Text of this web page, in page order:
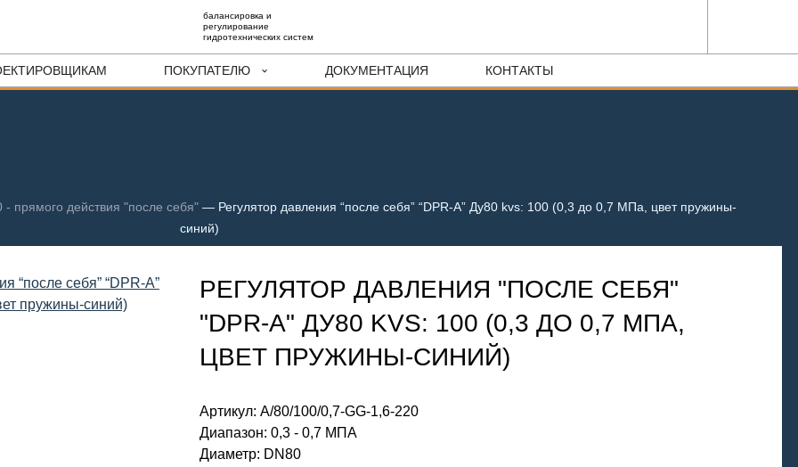
балансировка и
регулирование
гидротехнических систем
ПОКУПАТЕЛЮ ДОКУМЕНТАЦИЯ КОНТАКТЫ
- прямого действия "после себя" — Регулятор давления “после себя” “DPR-A” Ду80 kvs: 100 (0,3 до 0,7 МПа, цвет пружины-
синий)
РЕГУЛЯТОР ДАВЛЕНИЯ "ПОСЛЕ СЕБЯ"
"DPR-A" ДУ80 KVS: 100 (0,3 ДО 0,7 МПА,
ЦВЕТ ПРУЖИНЫ-СИНИЙ)
Артикул: A/80/100/0,7-GG-1,6-220
Диапазон: 0,3 - 0,7 МПА
Диаметр: DN80